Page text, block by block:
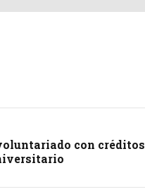
con créditos